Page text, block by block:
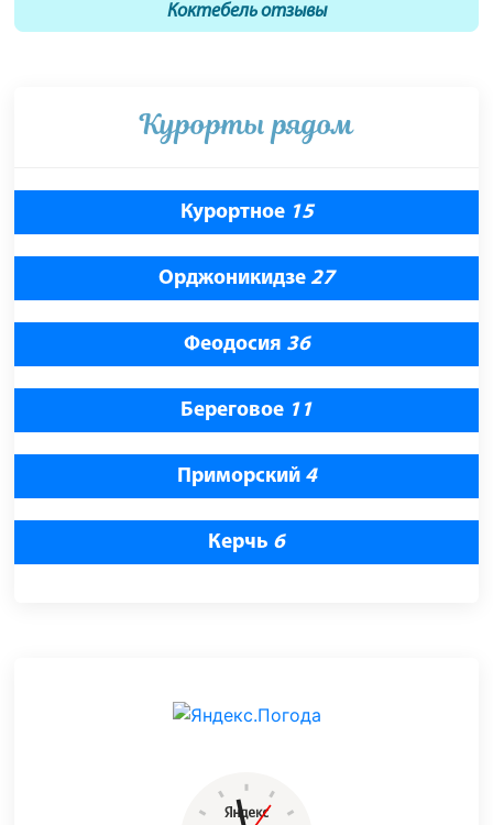
Коктебель отзывы
Курорты рядом
Курортное 15
Орджоникидзе 27
Феодосия 36
Береговое 11
Приморский 4
Керчь 6